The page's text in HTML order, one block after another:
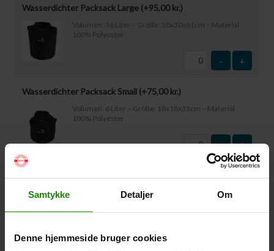
Samtykke Detaljer Om
Denne hjemmeside bruger cookies
Wasserdichter Packsack Large (+95,00kr.)
Volumen: 36 Liter – Größe: 30x30x61cm – Material:
100% Polyester
- +
Wasserdichter Packsack Small (+75,00kr.)
Volumen: 6 Liter – Größe: 18x18x35cm – Material:
100% Polyester
- +
Größe: 22,5×11,5cm. Das Telefon kann bedient
werden, während es in der Hülle ist. Wasserdicht bis 1
Meter.